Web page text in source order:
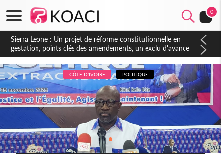
0
Sierra Leone : Un projet de réforme constitutionnelle en
gestation, points clés des amendements, un exclu d'avance
CÔTE D'IVOIRE POLITIQUE